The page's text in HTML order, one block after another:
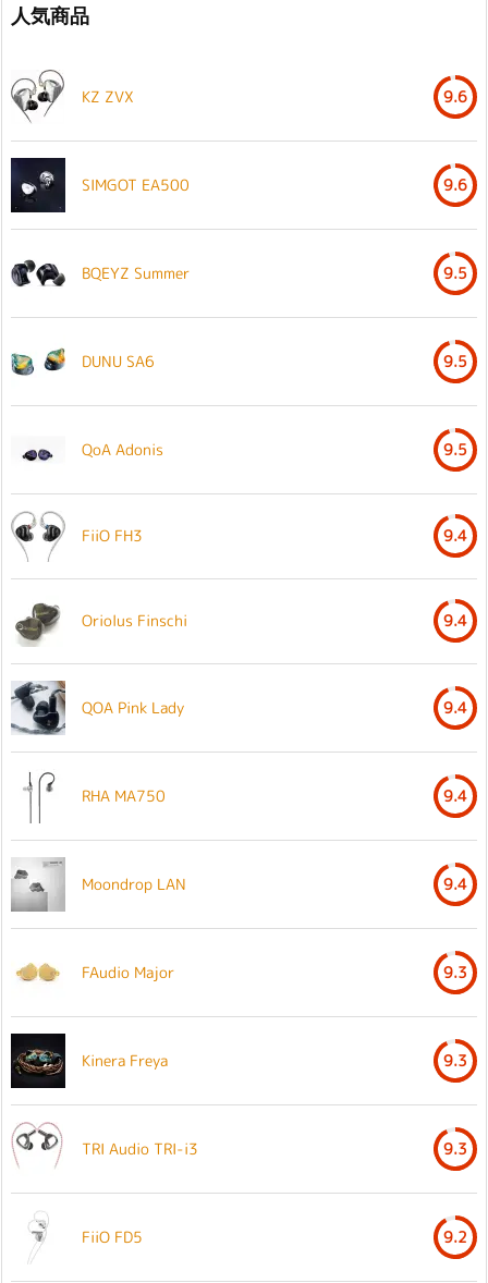
人気商品
KZ ZVX 9.6
SIMGOT EA500 9.6
BQEYZ Summer 9.5
DUNU SA6 9.5
QoA Adonis 9.5
FiiO FH3 9.4
Oriolus Finschi 9.4
QOA Pink Lady 9.4
RHA MA750 9.4
Moondrop LAN 9.4
FAudio Major 9.3
Kinera Freya 9.3
TRI Audio TRI-i3 9.3
FiiO FD5 9.2